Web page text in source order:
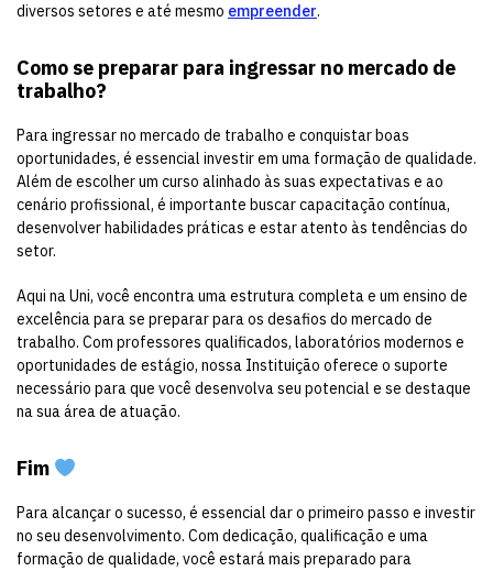
diversos setores e até mesmo empreender.
Como se preparar para ingressar no mercado de
trabalho?
Para ingressar no mercado de trabalho e conquistar boas
oportunidades, é essencial investir em uma formação de qualidade.
Além de escolher um curso alinhado às suas expectativas e ao
cenário profissional, é importante buscar capacitação contínua,
desenvolver habilidades práticas e estar atento às tendências do
setor.
Aqui na Uni, você encontra uma estrutura completa e um ensino de
excelência para se preparar para os desafios do mercado de
trabalho. Com professores qualificados, laboratórios modernos e
oportunidades de estágio, nossa Instituição oferece o suporte
necessário para que você desenvolva seu potencial e se destaque
na sua área de atuação.
Fim
Para alcançar o sucesso, é essencial dar o primeiro passo e investir
no seu desenvolvimento. Com dedicação, qualificação e uma
formação de qualidade, você estará mais preparado para